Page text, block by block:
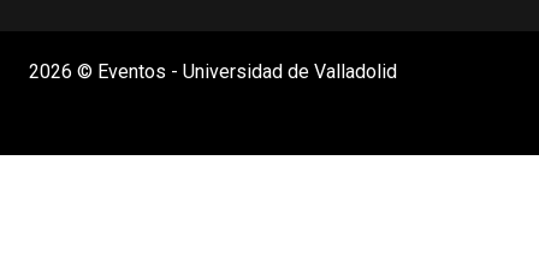
2026 © Eventos - Universidad de Valladolid